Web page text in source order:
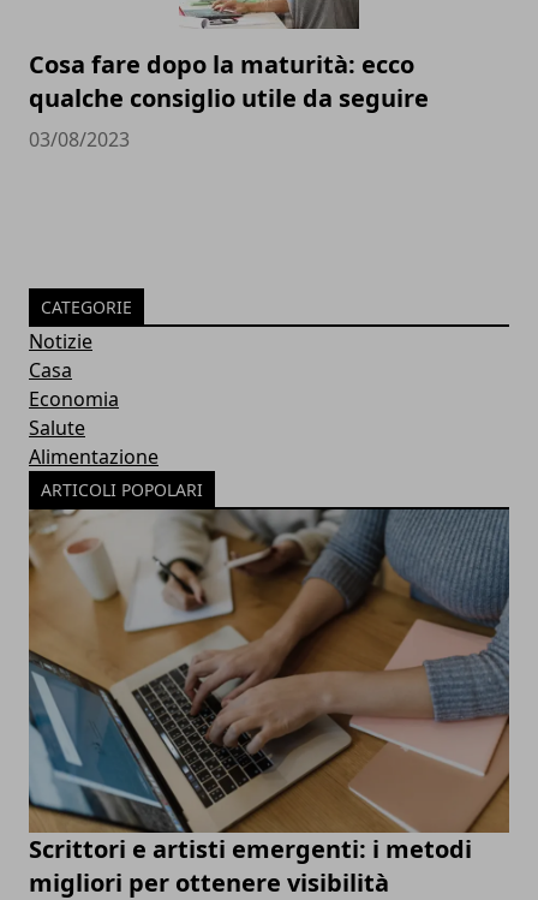
Cosa fare dopo la maturità: ecco
qualche consiglio utile da seguire
03/08/2023
CATEGORIE
Notizie
Casa
Economia
Salute
Alimentazione
ARTICOLI POPOLARI
Scrittori e artisti emergenti: i metodi
migliori per ottenere visibilità